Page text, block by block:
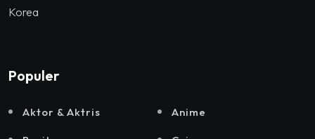
Korea
Populer
Aktor & Aktris Anime